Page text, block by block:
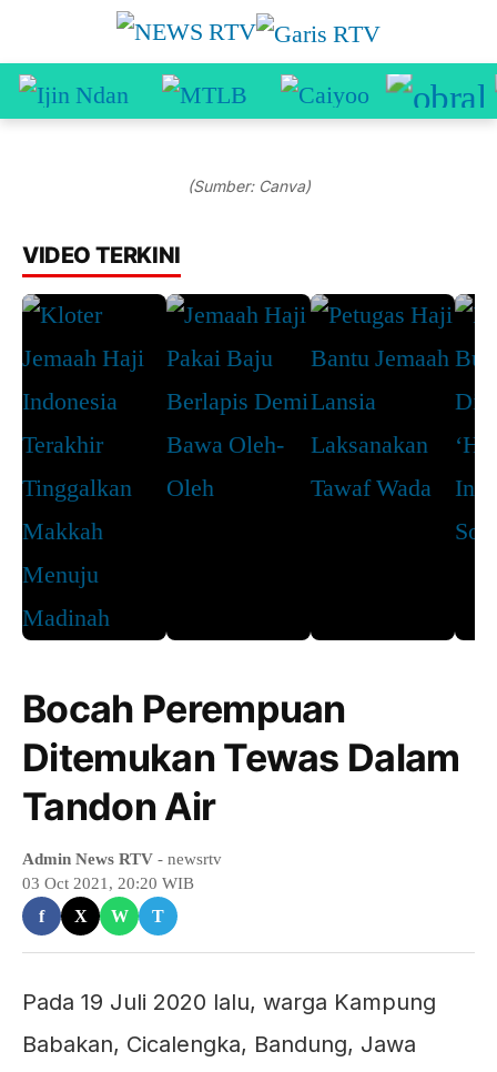
(Sumber: Canva)
VIDEO TERKINI
Bocah Perempuan
Ditemukan Tewas Dalam
Tandon Air
Admin News RTV - newsrtv
03 Oct 2021, 20:20 WIB
f X W T
Pada 19 Juli 2020 lalu, warga Kampung
Babakan, Cicalengka, Bandung, Jawa